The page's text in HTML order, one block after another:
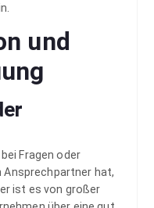
und
Fragen oder
Ansprechpartner hat,
ist es von großer